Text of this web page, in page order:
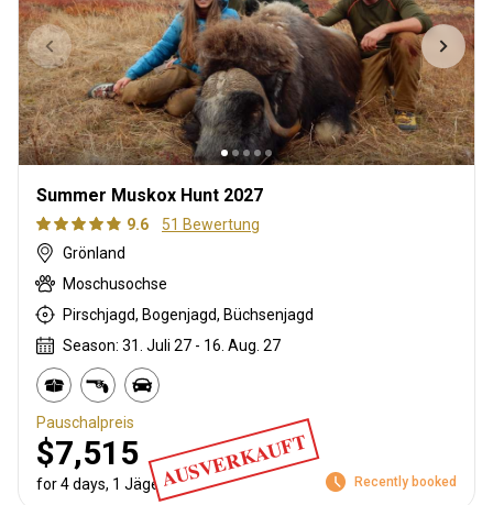
Summer Muskox Hunt 2027
9.6
51 Bewertung
Grönland
Moschusochse
Pirschjagd, Bogenjagd, Büchsenjagd
Season: 31. Juli 27 - 16. Aug. 27
AUSVERKAUFT
Pauschalpreis
$7,515
for 4 days, 1 Jäger Recently booked